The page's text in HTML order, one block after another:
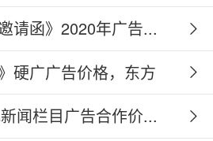
请函》2020年广告...
硬广广告价格，东方
闻栏目广告合作价...